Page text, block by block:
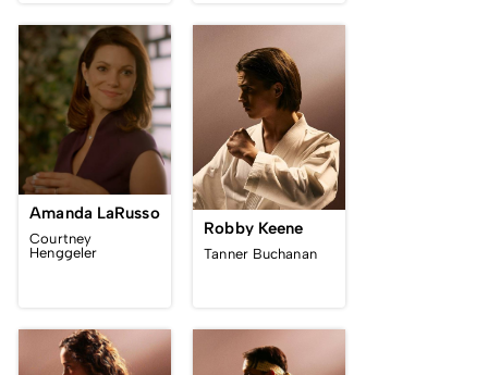
Amanda LaRusso
Courtney
Henggeler
Robby Keene
Tanner Buchanan